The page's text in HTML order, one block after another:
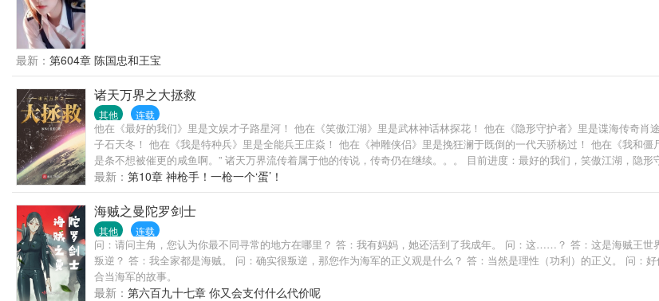
最新： 第604章 陈国忠和王宝
诸天万界之大拯救
其他 连载
他在《最好的我们》里是文娱才子路星河！ 他在《笑傲江湖》里是武林神话林探花！ 他在《隐形守护者》里是谍海传奇
子石天冬！ 他在《我是特种兵》里是全能兵王庄焱！ 他在《神雕侠侣》里是挽狂澜于既倒的一代天骄杨过！ 他在《我和
是条不想被催更的咸鱼啊。” 诸天万界流传着属于他的传说，传奇仍在继续。。。 目前进度：最好的我们，笑傲江湖，隐
猎场，沉默的真相，我和僵尸有个约会，山海情，闯关东，棋魂
最新： 第10章 神枪手！一枪一个‘蛋’！
海贼之曼陀罗剑士
其他 连载
问：请问主角，您认为你最不同寻常的地方在哪里？ 答：我有妈妈，她还活到了我成年。 问：这……？ 答：这是海贼王
叛逆？ 答：我全家都是海贼。 问：确实很叛逆，那您作为海军的正义观是什么？ 答：当然是理性（功利）的正义。 问：
合当海军的故事。
最新： 第六百九十七章 你又会支付什么代价呢